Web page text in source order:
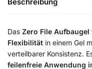
Beschreibung
Das Zero File
Flexibilität in einem Gel
verteilbarer Konsistenz.
feilenfreie Anwendung